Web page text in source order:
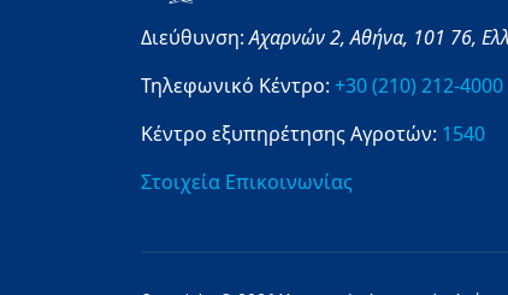
Διεύθυνση:Αχαρνών 2,Αθήνα, 101 76,
Τηλεφωνικό Κέντρο: +30 (210) 212-4000
Κέντρο εξυπηρέτησης Αγροτών: 1540
Στοιχεία Επικοινωνίας